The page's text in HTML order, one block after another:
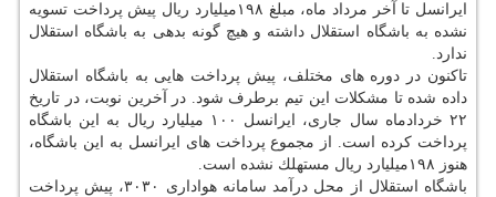
ایرانسل تا آخر مرداد ماه، مبلغ ۱۹۸میلیارد ریال پیش پرداخت تسویه
نشده به باشگاه استقلال داشته و هیچ گونه بدهی به باشگاه استقلال
ندارد.
تاكنون در دوره های مختلف، پیش پرداخت هایی به باشگاه استقلال
داده شده تا مشكلات این تیم برطرف شود. در آخرین نوبت، در تاریخ
۲۲ خردادماه سال جاری، ایرانسل ۱۰۰ میلیارد ریال به این باشگاه
پرداخت كرده است. از مجموع پرداخت های ایرانسل به این باشگاه،
هنوز ۱۹۸میلیارد ریال مستهلك نشده است.
باشگاه استقلال از محل درآمد سامانه هواداری ۳۰۳۰، پیش پرداخت